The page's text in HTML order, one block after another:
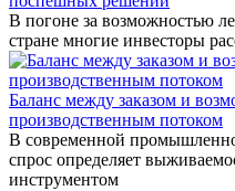
В погоне за возможностью
стране многие инвесторы
Баланс между заказом и
производственным потоком
В современной
спрос определяет
инструментом